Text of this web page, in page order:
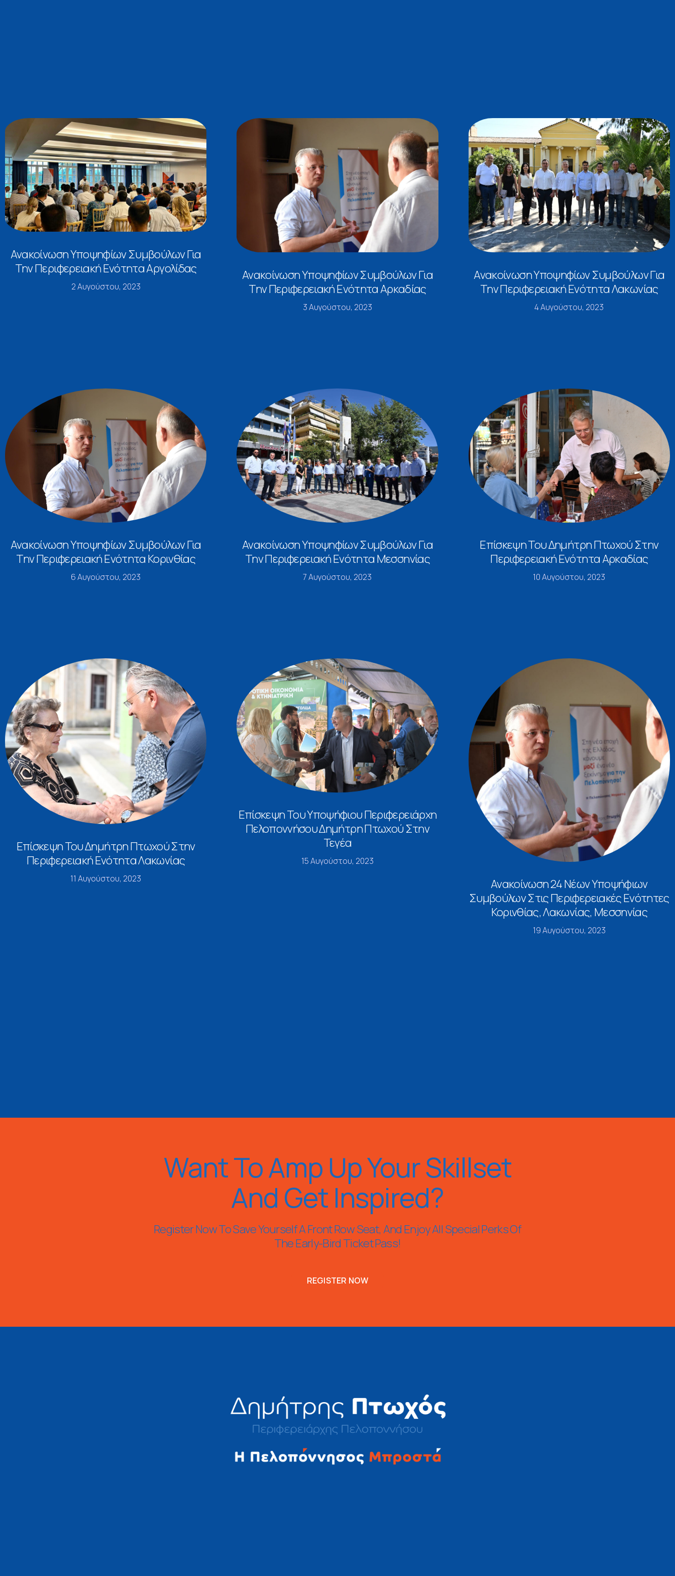
Ανακοίνωση Υποψηφίων Συμβούλων Για
Την Περιφερειακή Ενότητα Αργολίδας
2 Αυγούστου, 2023
Ανακοίνωση Υποψηφίων Συμβούλων Για
Την Περιφερειακή Ενότητα Αρκαδίας
3 Αυγούστου, 2023
Ανακοίνωση Υποψηφίων Συμβούλων Για
Την Περιφερειακή Ενότητα Λακωνίας
4 Αυγούστου, 2023
Ανακοίνωση Υποψηφίων Συμβούλων Για
Την Περιφερειακή Ενότητα Κορινθίας
6 Αυγούστου, 2023
Ανακοίνωση Υποψηφίων Συμβούλων Για
Την Περιφερειακή Ενότητα Μεσσηνίας
7 Αυγούστου, 2023
Επίσκεψη Του Δημήτρη Πτωχού Στην
Περιφερειακή Ενότητα Αρκαδίας
10 Αυγούστου, 2023
Επίσκεψη Του Δημήτρη Πτωχού Στην
Περιφερειακή Ενότητα Λακωνίας
11 Αυγούστου, 2023
Επίσκεψη Του Υποψήφιου Περιφερειάρχη
Πελοποννήσου Δημήτρη Πτωχού Στην
Τεγέα
15 Αυγούστου, 2023
Ανακοίνωση 24 Νέων Υποψήφιων
Συμβούλων Στις Περιφερειακές Ενότητες
Κορινθίας, Λακωνίας, Μεσσηνίας
19 Αυγούστου, 2023
Want To Amp Up Your Skillset
And Get Inspired?
Register Now To Save Yourself A Front Row Seat, And Enjoy All Special Perks Of
The Early-Bird Ticket Pass!
REGISTER NOW